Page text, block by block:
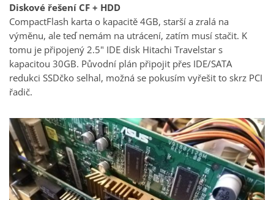
Diskové řešení CF + HDD
CompactFlash karta o kapacitě 4GB, starší a zralá na
výměnu, ale teď nemám na utrácení, zatím musí stačit. K
tomu je připojený 2.5" IDE disk Hitachi Travelstar s
kapacitou 30GB. Původní plán připojit přes IDE/SATA
redukci SSDčko selhal, možná se pokusím vyřešit to skrz PCI
řadič.